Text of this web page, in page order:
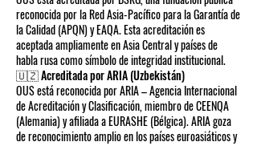
reconocida por la Red Asia-Pacífico para la Garantía de
la Calidad (APQN) y EAQA. Esta acreditación es
aceptada ampliamente en Asia Central y países de
habla rusa como símbolo de integridad institucional.
🇺🇿 Acreditada por ARIA (Uzbekistán)
OUS está reconocida por ARIA – Agencia Internacional
de Acreditación y Clasificación, miembro de CEENQA
(Alemania) y afiliada a EURASHE (Bélgica). ARIA goza
de reconocimiento amplio en los países euroasiáticos y